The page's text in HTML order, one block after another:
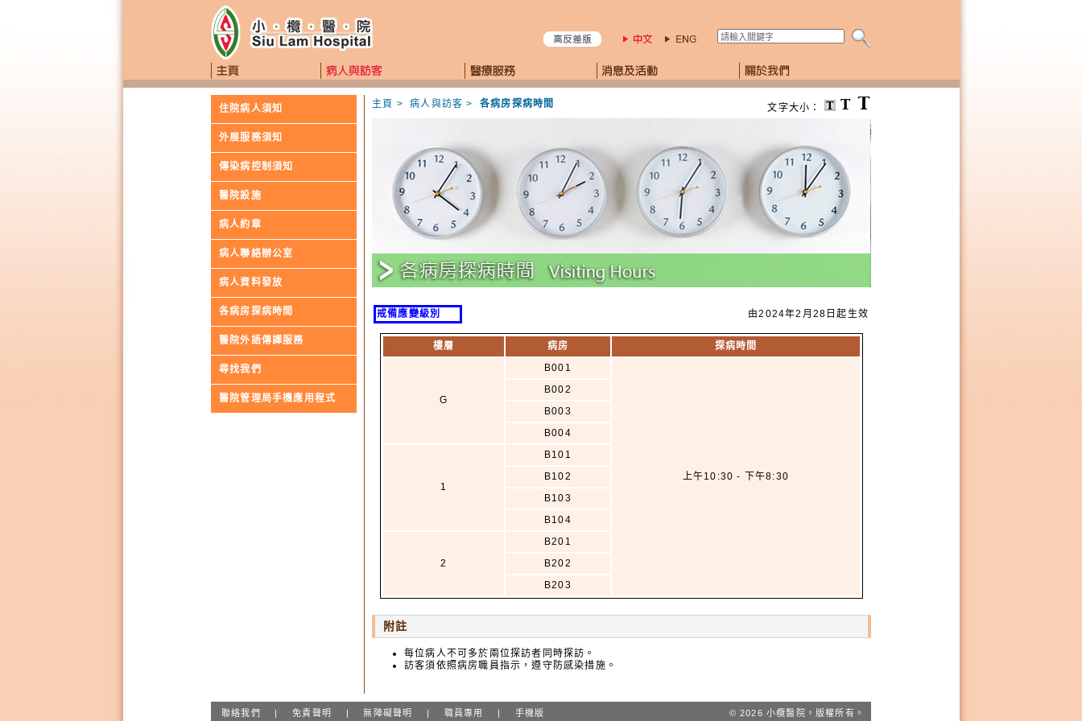
搜尋本網頁
住院病人須知
外展服務須知
傳染病控制須知
醫院設施
病人約章
病人聯絡辦公室
病人資料發放
各病房探病時間
醫院外語傳譯服務
尋找我們
醫院管理局手機應用程式
主頁 >病人與訪客 >各病房探病時間 文字大小：
戒備應變級別 由2024年2月28日起生效
樓層 病房 探病時間
G
B001
上午10:30 - 下午8:30
B002
B003
B004
1
B101
B102
B103
B104
2
B201
B202
B203
附註
每位病人不可多於兩位探訪者同時探訪。
訪客須依照病房職員指示，遵守防感染措施。
聯絡我們 | 免責聲明 | 無障礙聲明 | 職員專用 | 手機版 © 2026 小欖醫院。版權所有。